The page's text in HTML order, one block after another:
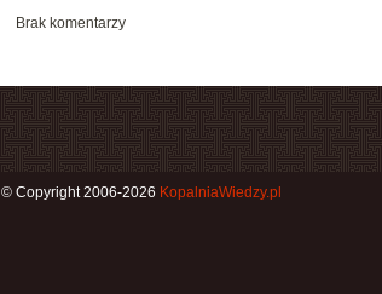
Brak komentarzy
© Copyright 2006-2026 KopalniaWiedzy.pl